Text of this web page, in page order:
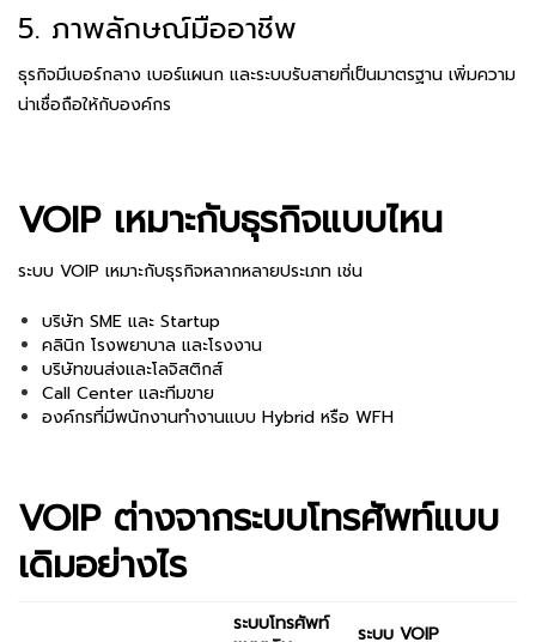
5. ภาพลักษณ์มืออาชีพ
ธุรกิจมีเบอร์กลาง เบอร์แผนก และระบบรับสายที่เป็นมาตรฐาน เพิ่มความ
น่าเชื่อถือให้กับองค์กร
VOIP เหมาะกับธุรกิจแบบไหน
ระบบ VOIP เหมาะกับธุรกิจหลากหลายประเภท เช่น
บริษัท SME และ Startup
คลินิก โรงพยาบาล และโรงงาน
บริษัทขนส่งและโลจิสติกส์
Call Center และทีมขาย
องค์กรที่มีพนักงานทำงานแบบ Hybrid หรือ WFH
VOIP ต่างจากระบบโทรศัพท์แบบ
เดิมอย่างไร
ระบบโทรศัพท์
ระบบ VOIP